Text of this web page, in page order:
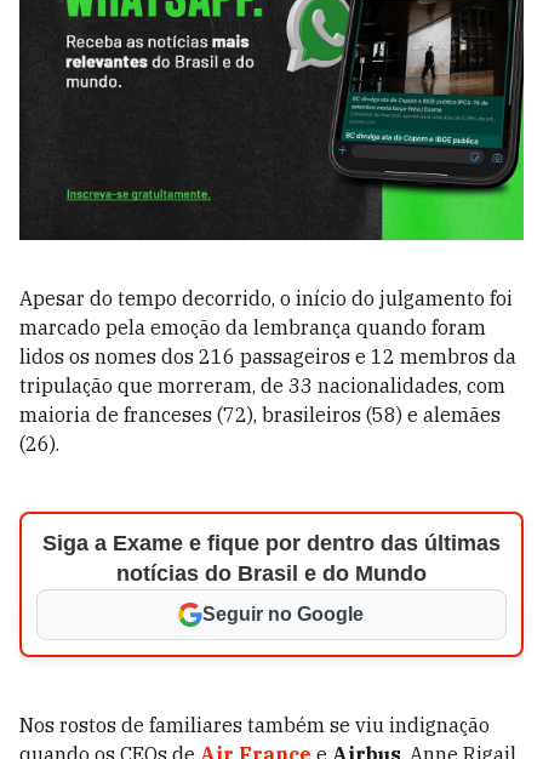
Apesar do tempo decorrido, o início do julgamento foi
marcado pela emoção da lembrança quando foram
lidos os nomes dos 216 passageiros e 12 membros da
tripulação que morreram, de 33 nacionalidades, com
maioria de franceses (72), brasileiros (58) e alemães
(26).
Siga a Exame e fique por dentro das últimas
notícias do Brasil e do Mundo
Seguir no Google
Nos rostos de familiares também se viu indignação
quando os CEOs de Air France e Airbus , Anne Rigail